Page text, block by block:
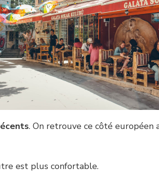
. On retrouve ce côté européen
est plus confortable.